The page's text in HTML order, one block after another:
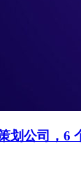
划公司，6